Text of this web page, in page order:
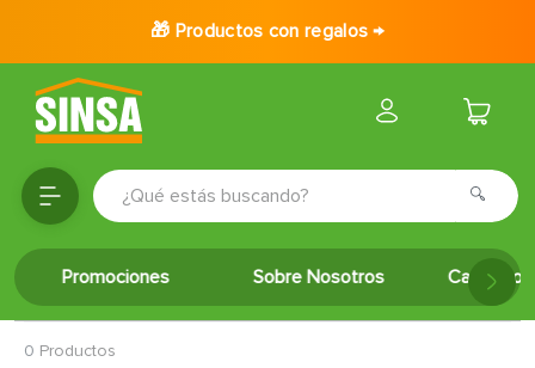
🎁 Productos con regalos →
¿Qué estás buscando?
Promociones Sobre Nosotros Catálogo
0 Productos
TÉRMINOS MÁS BUSCADOS
1.
porcelanato
2.
ceramica